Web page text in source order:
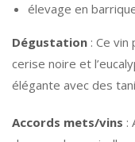
élevage en
Dégustation : Ce
cerise noire et
élégante avec des
Accords mets/vins :